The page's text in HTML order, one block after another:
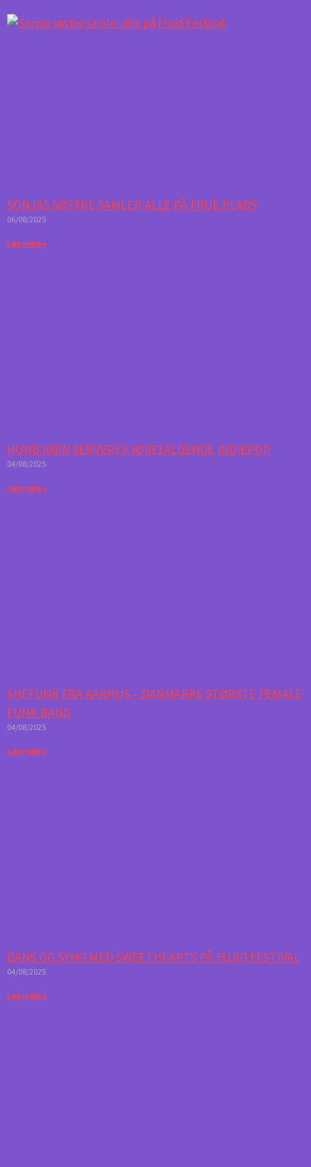
SONJAS SØSTRE SAMLER ALLE PÅ FRUE PLADS
06/08/2025
Læs mere »
HUNBJØRN SERVERER IØREFALDENDE INDIEPOP
04/08/2025
Læs mere »
SHEFUNK FRA AARHUS – DANMARKS STØRSTE FEMALE
FUNK BAND
04/08/2025
Læs mere »
DANS OG SYNG MED SWEETHEARTS PÅ FLUID FESTIVAL
04/08/2025
Læs mere »